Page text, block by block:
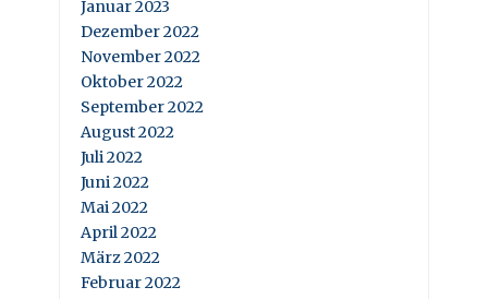
Januar 2023
Dezember 2022
November 2022
Oktober 2022
September 2022
August 2022
Juli 2022
Juni 2022
Mai 2022
April 2022
März 2022
Februar 2022